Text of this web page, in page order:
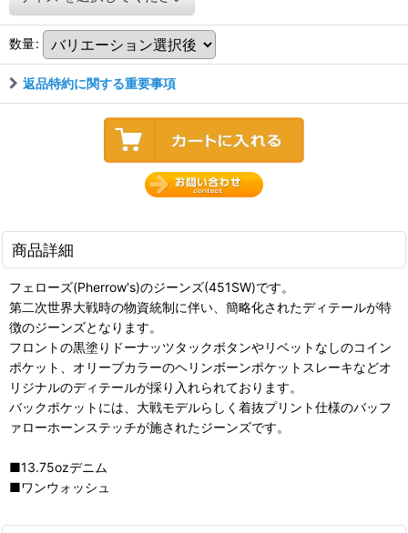
数量:
返品特約に関する重要事項
商品詳細
フェローズ(Pherrow's)のジーンズ(451SW)です。
第二次世界大戦時の物資統制に伴い、簡略化されたディテールが特
徴のジーンズとなります。
フロントの黒塗りドーナッツタックボタンやリベットなしのコイン
ポケット、オリーブカラーのヘリンボーンポケットスレーキなどオ
リジナルのディテールが採り入れられております。
バックポケットには、大戦モデルらしく着抜プリント仕様のバッフ
ァローホーンステッチが施されたジーンズです。
■13.75ozデニム
■ワンウォッシュ